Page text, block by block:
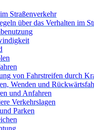
Straßenverkehr
über das Verhalten im
von Fahrstreifen durch
Wenden und
und Anfahren
Verkehrslagen
Parken